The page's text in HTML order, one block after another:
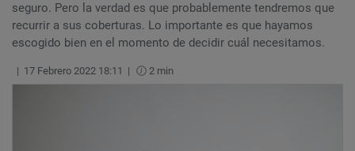
seguro. Pero la verdad es que probablemente tendremos que
recurrir a sus coberturas. Lo importante es que hayamos
escogido bien en el momento de decidir cuál necesitamos.
| 17 Febrero 2022 18:11 | 2 min